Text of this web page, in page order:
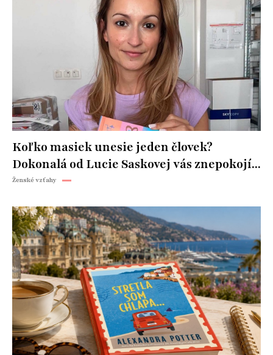
Koľko masiek unesie jeden človek?
Dokonalá od Lucie Saskovej vás znepokojí...
Ženské vzťahy